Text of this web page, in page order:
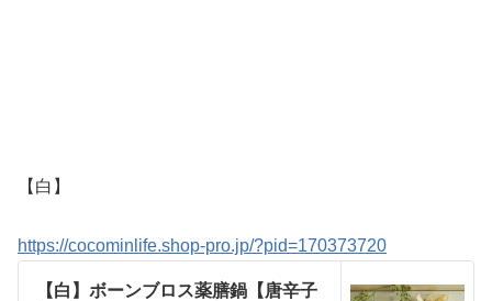
【白】
https://cocominlife.shop-pro.jp/?pid=170373720
【白】ボーンブロス薬膳鍋【唐辛子